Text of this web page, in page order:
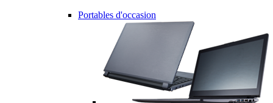
Portables d'occasion